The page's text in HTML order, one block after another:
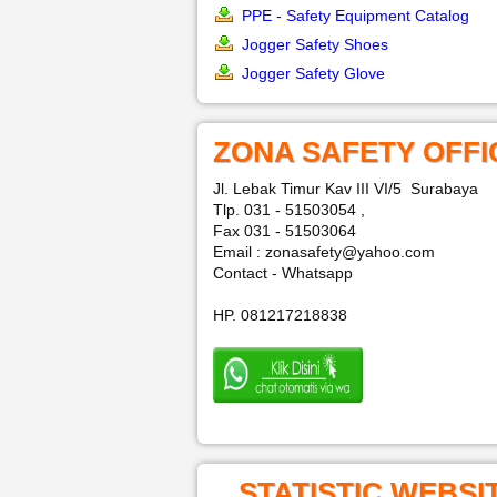
PPE - Safety Equipment Catalog
Jogger Safety Shoes
Jogger Safety Glove
ZONA SAFETY
Jl. Lebak Timur Kav III VI/5 Surabaya
Tlp. 031 - 51503054 ,
Fax 031 - 51503064
Email : zonasafety@yahoo.com
Contact - Whatsapp
HP. 081217218838